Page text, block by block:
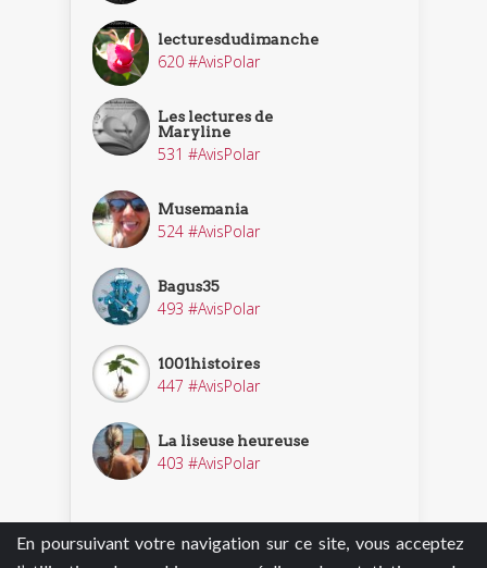
En poursuivant votre navigation sur ce site, vous acceptez
lecturesdudimanche
620 #AvisPolar
Les lectures de
Maryline
531 #AvisPolar
Musemania
524 #AvisPolar
Bagus35
493 #AvisPolar
1001histoires
447 #AvisPolar
La liseuse heureuse
403 #AvisPolar
Découvrir nos enquêteurs